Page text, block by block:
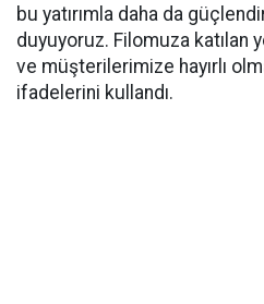
bu yatırımla daha da
duyuyoruz. Filomuza katılan
ve müşterilerimize hayırlı
ifadelerini kullandı.